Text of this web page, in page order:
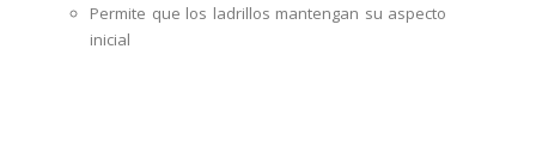
Permite que los ladrillos mantengan su aspecto
inicial